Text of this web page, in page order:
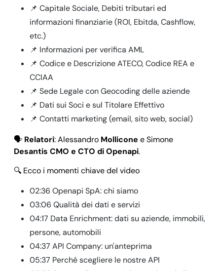
📌 Capitale Sociale, Debiti tributari ed
informazioni finanziarie (ROI, Ebitda, Cashflow,
etc.)
📌 Informazioni per verifica AML
📌 Codice e Descrizione ATECO, Codice REA e
CCIAA
📌 Sede Legale con Geocoding delle aziende
📌 Dati sui Soci e sul Titolare Effettivo
📌 Contatti marketing (email, sito web, social)
🗣 Relatori: Alessandro Mollicone e Simone
Desantis CMO e CTO di Openapi.
🔍 Ecco i momenti chiave del video
02:36 Openapi SpA: chi siamo
03:06 Qualità dei dati e servizi
04:17 Data Enrichment: dati su aziende, immobili,
persone, automobili
04:37 API Company: un'anteprima
05:37 Perché scegliere le nostre API